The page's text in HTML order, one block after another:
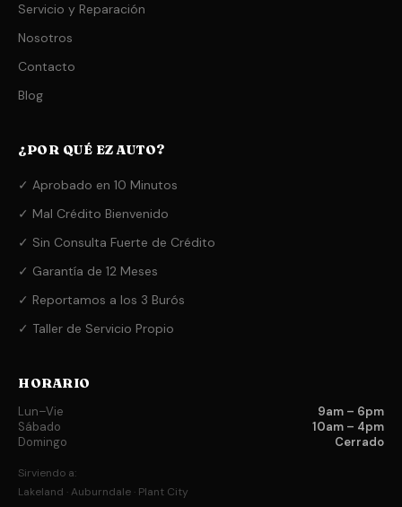
Servicio y Reparación
Nosotros
Contacto
Blog
¿POR QUÉ EZ AUTO?
✓ Aprobado en 10 Minutos
✓ Mal Crédito Bienvenido
✓ Sin Consulta Fuerte de Crédito
✓ Garantía de 12 Meses
✓ Reportamos a los 3 Burós
✓ Taller de Servicio Propio
HORARIO
Lun–Vie
9am – 6pm
Sábado
10am – 4pm
Domingo
Cerrado
Sirviendo a:
Lakeland · Auburndale · Plant City